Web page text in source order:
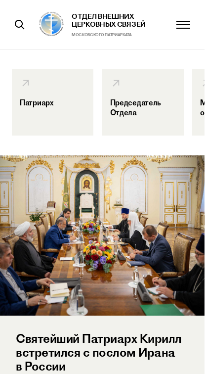
ОТДЕЛ ВНЕШНИХ
ЦЕРКОВНЫХ СВЯЗЕЙ
МОСКОВСКОГО ПАТРИАРХАТА
Патриарх
Председатель
Отдела
Святейший Патриарх Кирилл
встретился с послом Ирана
в России